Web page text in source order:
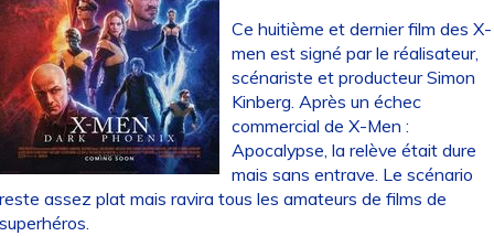
Ce huitième et dernier film des X-
men est signé par le réalisateur,
scénariste et producteur Simon
Kinberg. Après un échec
commercial de X-Men :
Apocalypse, la relève était dure
mais sans entrave. Le scénario
assez plat mais ravira tous les amateurs de films de